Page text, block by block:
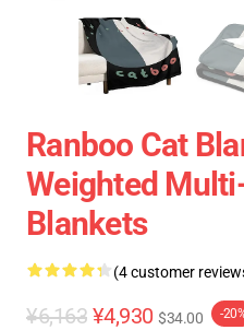
Ranboo Cat
Weighted
Blankets
(4 customer
¥6,163 ¥4,930 $34.00 -